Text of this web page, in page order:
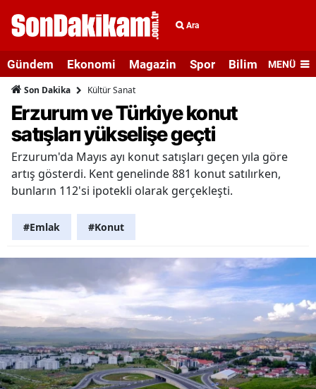
Ara
Gündem Ekonomi Magazin Spor Bilim veMENÜ
Son Dakika Kültür Sanat
Erzurum ve Türkiye konut
satışları yükselişe geçti
Erzurum'da Mayıs ayı konut satışları geçen yıla göre
artış gösterdi. Kent genelinde 881 konut satılırken,
bunların 112'si ipotekli olarak gerçekleşti.
#Emlak #Konut